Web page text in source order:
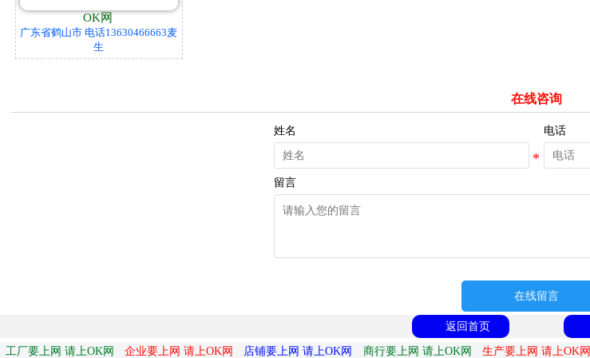
OK网
广东省鹤山市 电话13630466663麦
生
在线咨询
姓名 电话
留言
在线留言
返回首页
工厂要上网 请上OK网
企业要上网 请上OK网 店铺要上网 请上OK网 商行要上网 请上OK网 生产要上网 请上OK网